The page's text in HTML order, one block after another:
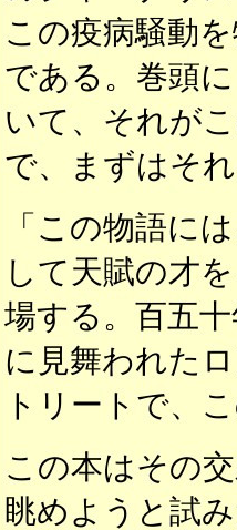
この疫病騒動
である。巻頭
いて、それが
で、まずはそ
「この物語に
して天賦の才
場する。百五
に見舞われた
トリートで、
この本はその
眺めようと試